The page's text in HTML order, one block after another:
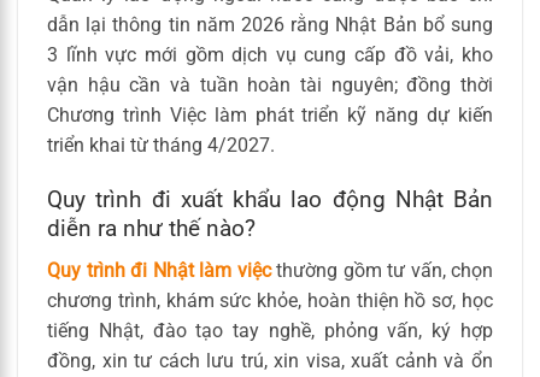
dẫn lại thông tin năm 2026 rằng Nhật Bản bổ sung
3 lĩnh vực mới gồm dịch vụ cung cấp đồ vải, kho
vận hậu cần và tuần hoàn tài nguyên; đồng thời
Chương trình Việc làm phát triển kỹ năng dự kiến
triển khai từ tháng 4/2027.
Quy trình đi xuất khẩu lao động Nhật Bản
diễn ra như thế nào?
Quy trình đi Nhật làm việcthường gồm tư vấn, chọn
chương trình, khám sức khỏe, hoàn thiện hồ sơ, học
tiếng Nhật, đào tạo tay nghề, phỏng vấn, ký hợp
đồng, xin tư cách lưu trú, xin visa, xuất cảnh và ổn